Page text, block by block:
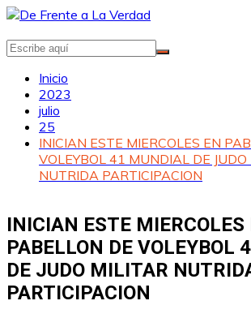
Saltar
contenido
Inicio
2023
julio
25
INICIAN ESTE MIERCOLES EN
VOLEYBOL 41 MUNDIAL DE
NUTRIDA PARTICIPACION
INICIAN ESTE MIERCOLES
PABELLON DE VOLEYBOL
DE JUDO MILITAR
PARTICIPACION